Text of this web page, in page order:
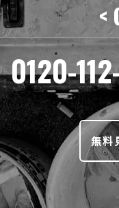
<
0120-
無料